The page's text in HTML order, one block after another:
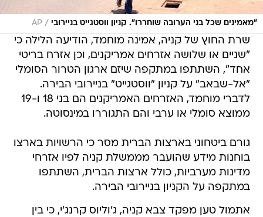
"מאמינים שכל בני הערובה שוחררו". קניון ווסטגייט בניירובי /
AP
שרת החוץ של קניה, אמינה מוחמד, הודיעה הלילה כי
"שניים או שלושה אזרחים אמריקנים, וכן אזרח בריטי
אחד", השתתפו במתקפה שיזם ארגון הטרור הסומלי
"אל-שבאב" על קניון "ווסטגייט" בניירובי הבירה.
לדברי מוחמד, האזרחים האמריקנים הם בני 18 ו-19
ממוצא סומלי או ערבי והם התגוררו במינסוטה.
גורם ביטחוני בארצות הברית מסר כי הרשויות בארצו
בוחנות מידע שהועבר מממשלת קניה לפיו אזרחי
מדינות מערביות, כולל ארצות הברית, השתתפו
במתקפה על הקניון בניירובי הבירה.
אתמול טען מפקד צבא קניה, ג'וליוס קרנג'י, כי בין